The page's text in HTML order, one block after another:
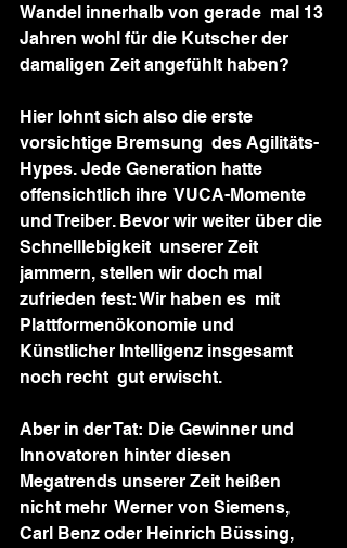
Wandel innerhalb von gerade  mal 13
Jahren wohl für die Kutscher der
damaligen Zeit angefühlt haben?
Hier lohnt sich also die erste
vorsichtige Bremsung  des Agilitäts-
Hypes. Jede Generation hatte
offensichtlich ihre  VUCA-Momente
und Treiber. Bevor wir weiter über die
Schnelllebigkeit  unserer Zeit
jammern, stellen wir doch mal
zufrieden fest: Wir haben es  mit
Plattformenökonomie und
Künstlicher Intelligenz insgesamt
noch recht  gut erwischt.
Aber in der Tat: Die Gewinner und
Innovatoren hinter diesen
Megatrends unserer Zeit heißen
nicht mehr  Werner von Siemens,
Carl Benz oder Heinrich Büssing,